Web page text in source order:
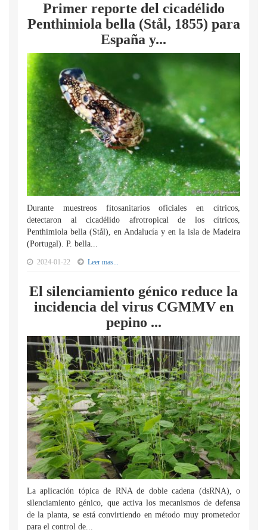
Primer reporte del cicadélido
Penthimiola bella (Stål, 1855) para
España y...
Durante muestreos fitosanitarios oficiales en cítricos,
detectaron al cicadélido afrotropical de los cítricos,
Penthimiola bella (Stål), en Andalucía y en la isla de Madeira
(Portugal). P. bella...
2024-01-22 Leer mas...
El silenciamiento génico reduce la
incidencia del virus CGMMV en
pepino ...
La aplicación tópica de RNA de doble cadena (dsRNA), o
silenciamiento génico, que activa los mecanismos de defensa
de la planta, se está convirtiendo en método muy prometedor
para el control de...